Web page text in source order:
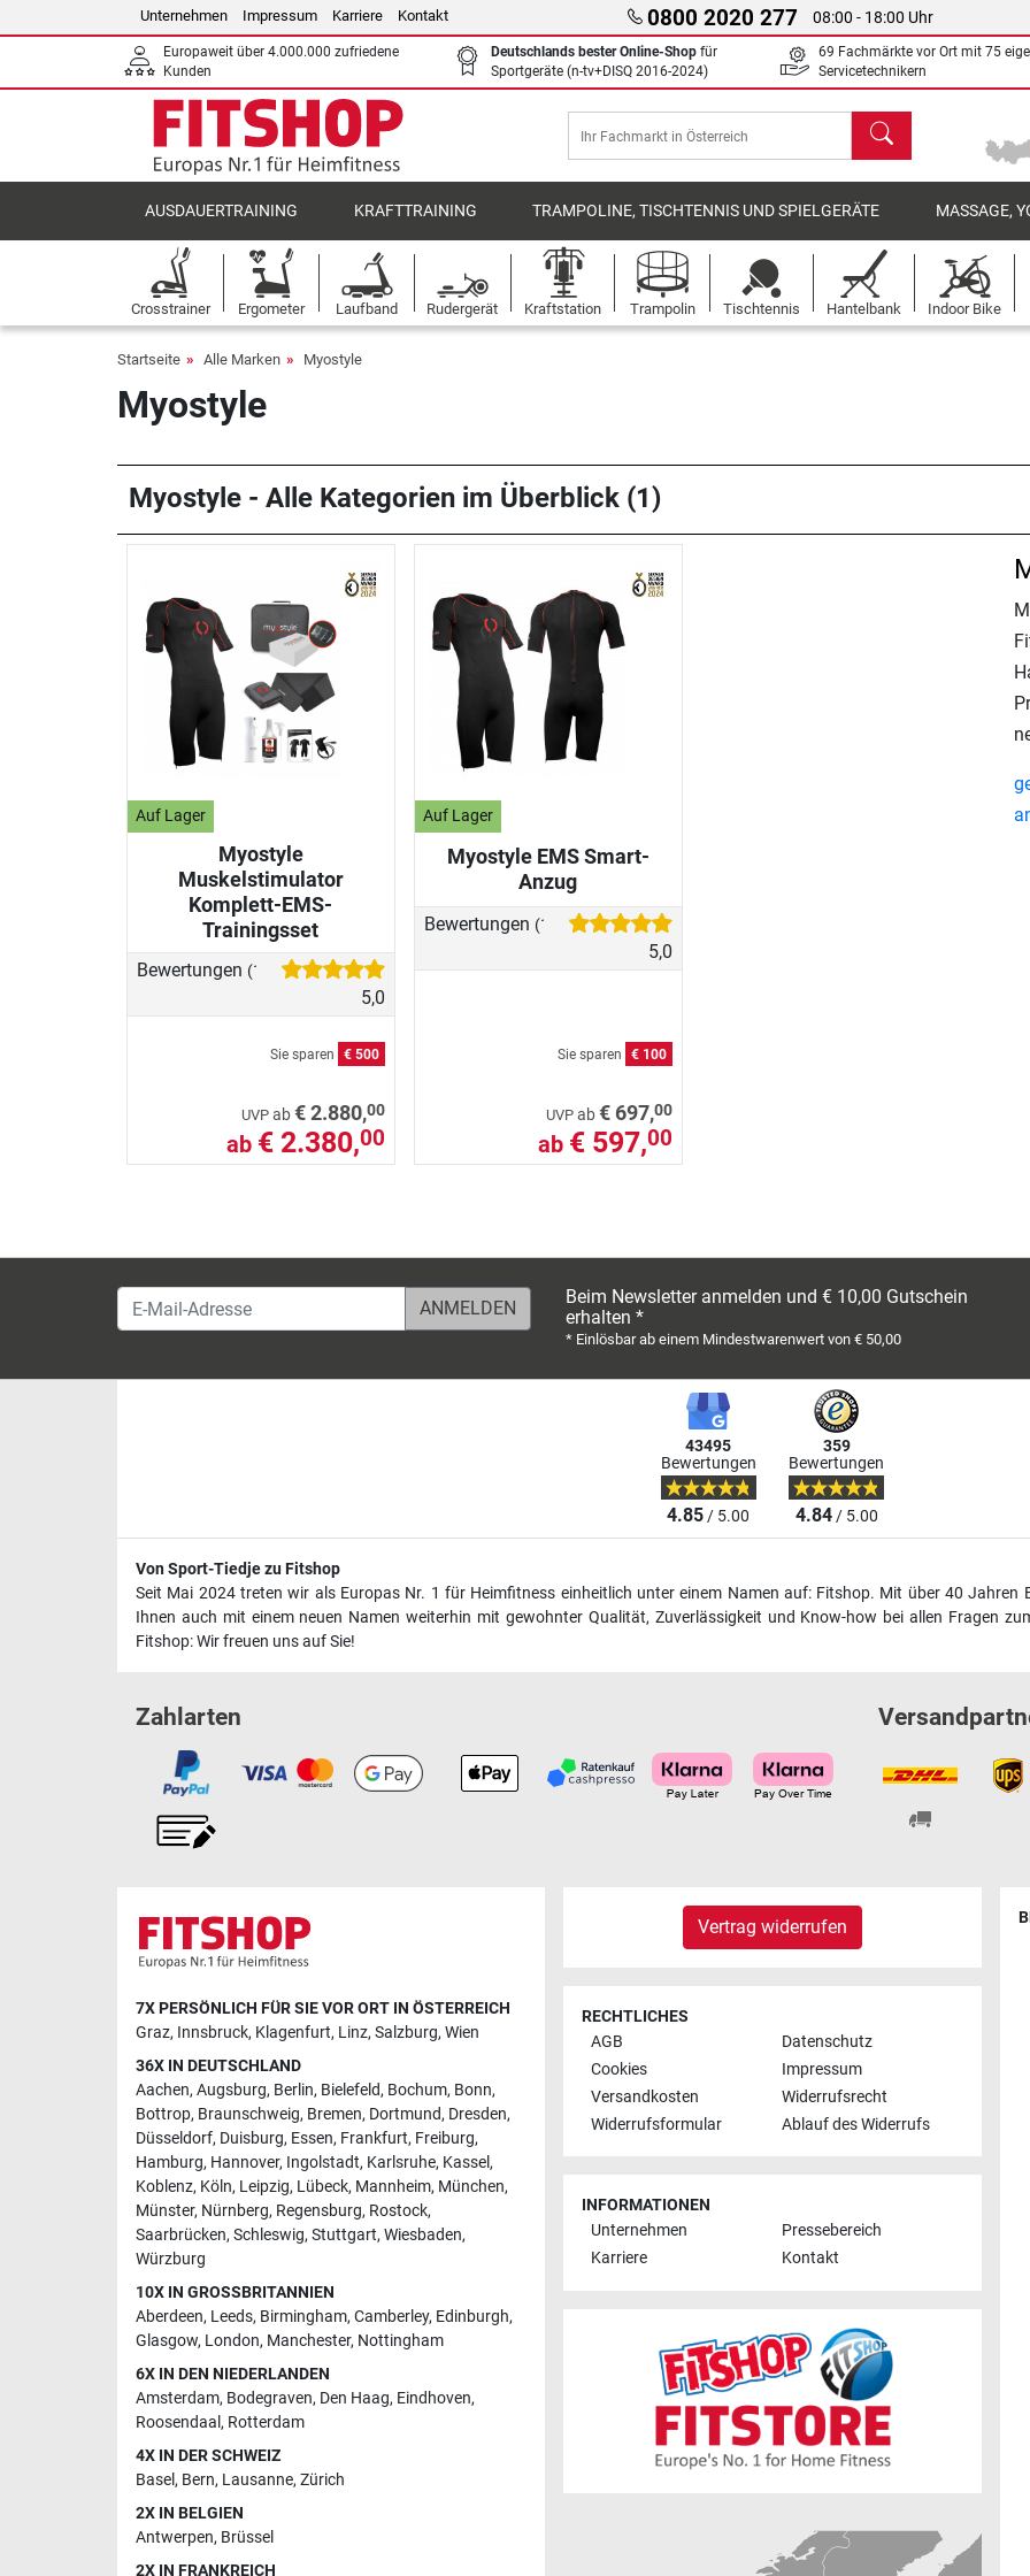
Unternehmen Impressum Karriere Kontakt 0800 2020 277 08:00 - 18:00 Uhr
Europaweit über 4.000.000 zufriedene
Kunden
Deutschlands bester Online-Shop für
Sportgeräte (n-tv+DISQ 2016-2024)
69 Fachmärkte vor Ort mit 75
Servicetechnikern
Suchen
AUSDAUERTRAINING KRAFTTRAINING TRAMPOLINE, TISCHTENNIS UND SPIELGERÄTE MASSAGE,
Crosstrainer Ergometer Laufband Rudergerät Kraftstation Trampolin Tischtennis Hantelbank Indoor Bike
Startseite Alle Marken Myostyle
Myostyle
Myostyle - Alle Kategorien im Überblick (1)
Auf Lager
Myostyle
Muskelstimulator
Komplett-EMS-
Trainingsset
Bewertungen (1)
5,0
Sie sparen € 500
UVPab€ 2.880,00
ab € 2.380,00
Auf Lager
Myostyle EMS Smart-
Anzug
Bewertungen (1)
5,0
Sie sparen € 100
UVPab€ 697,00
ab € 597,00
E-Mail-Adresse
Beim Newsletter anmelden und € 10,00 Gutschein
erhalten *
* Einlösbar ab einem Mindestwarenwert von € 50,00
43495
Bewertungen
4.85/ 5.00
359
Bewertungen
4.84/ 5.00
Von Sport-Tiedje zu Fitshop
Seit Mai 2024 treten wir als Europas Nr. 1 für Heimfitness einheitlich unter einem Namen auf: Fitshop. Mit über 40
Ihnen auch mit einem neuen Namen weiterhin mit gewohnter Qualität, Zuverlässigkeit und Know-how bei allen Fragen
Fitshop: Wir freuen uns auf Sie!
Zahlarten
7X PERSÖNLICH FÜR SIE VOR ORT IN ÖSTERREICH
Graz, Innsbruck, Klagenfurt, Linz, Salzburg, Wien
36X IN DEUTSCHLAND
Aachen, Augsburg, Berlin, Bielefeld, Bochum, Bonn,
Bottrop, Braunschweig, Bremen, Dortmund, Dresden,
Düsseldorf, Duisburg, Essen, Frankfurt, Freiburg,
Hamburg, Hannover, Ingolstadt, Karlsruhe, Kassel,
Koblenz, Köln, Leipzig, Lübeck, Mannheim, München,
Münster, Nürnberg, Regensburg, Rostock,
Saarbrücken, Schleswig, Stuttgart, Wiesbaden,
Würzburg
10X IN GROSSBRITANNIEN
Aberdeen, Leeds, Birmingham, Camberley, Edinburgh,
Glasgow, London, Manchester, Nottingham
6X IN DEN NIEDERLANDEN
Amsterdam, Bodegraven, Den Haag, Eindhoven,
Roosendaal , Rotterdam
4X IN DER SCHWEIZ
Basel, Bern, Lausanne, Zürich
2X IN BELGIEN
Antwerpen, Brüssel
2X IN FRANKREICH
Vertrag widerrufen
RECHTLICHES
AGB
Datenschutz
Cookies
Impressum
Versandkosten
Widerrufsrecht
Widerrufsformular
Ablauf des Widerrufs
INFORMATIONEN
Unternehmen
Pressebereich
Karriere
Kontakt